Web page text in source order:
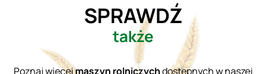
SPRAWDŹ
także
Poznaj więcejmaszyn rolniczychdostępnych w naszej